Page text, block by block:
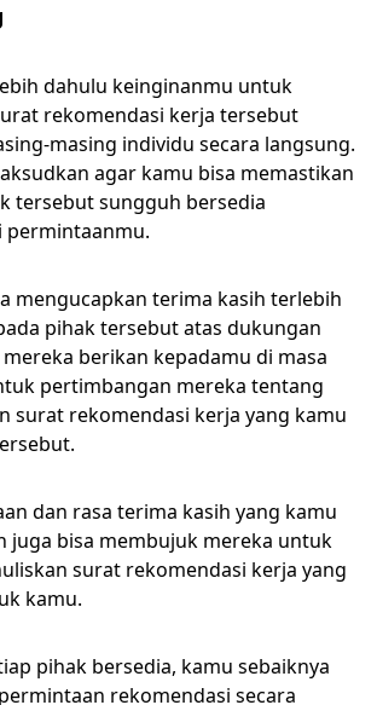
dahulu keinginanmu untuk
rekomendasi kerja tersebut
masing individu secara langsung.
agar kamu bisa memastikan
tersebut sungguh bersedia
permintaanmu.
mengucapkan terima kasih terlebih
pihak tersebut atas dukungan
berikan kepadamu di masa
pertimbangan mereka tentang
surat rekomendasi kerja yang kamu
dan rasa terima kasih yang kamu
juga bisa membujuk mereka untuk
surat rekomendasi kerja yang
kamu.
pihak bersedia, kamu sebaiknya
rekomendasi secara